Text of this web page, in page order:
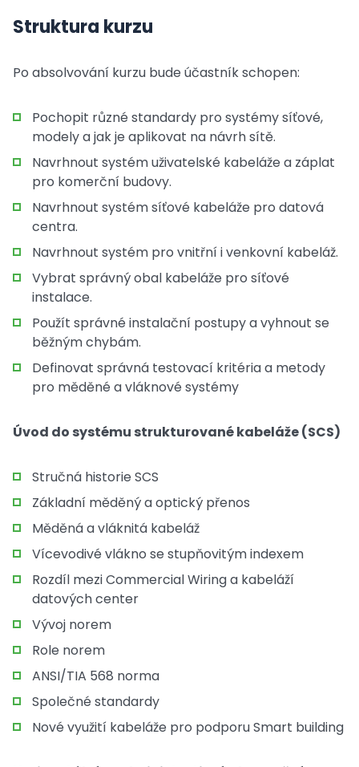
Struktura kurzu
Po absolvování kurzu bude účastník schopen:
Pochopit různé standardy pro systémy síťové,
modely a jak je aplikovat na návrh sítě.
Navrhnout systém uživatelské kabeláže a záplat
pro komerční budovy.
Navrhnout systém síťové kabeláže pro datová
centra.
Navrhnout systém pro vnitřní i venkovní kabeláž.
Vybrat správný obal kabeláže pro síťové
instalace.
Použít správné instalační postupy a vyhnout se
běžným chybám.
Definovat správná testovací kritéria a metody
pro měděné a vláknové systémy
Úvod do systému strukturované kabeláže (SCS)
Stručná historie SCS
Základní měděný a optický přenos
Měděná a vláknitá kabeláž
Vícevodivé vlákno se stupňovitým indexem
Rozdíl mezi Commercial Wiring a kabeláží
datových center
Vývoj norem
Role norem
ANSI/TIA 568 norma
Společné standardy
Nové využití kabeláže pro podporu Smart building